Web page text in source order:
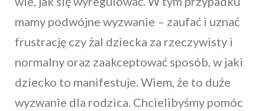
mamy podwójne wyzwanie – zaufać i uznać
frustrację czy żal dziecka za rzeczywisty i
normalny oraz zaakceptować sposób, w jaki
dziecko to manifestuje. Wiem, że to duże
wyzwanie dla rodzica. Chcielibyśmy pomóc